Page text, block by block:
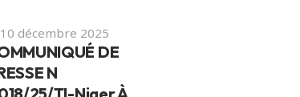
10 décembre 2025
DE
N